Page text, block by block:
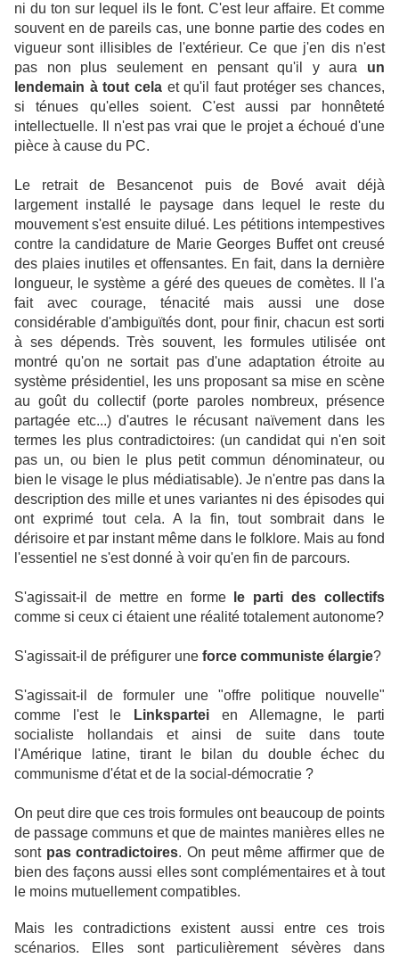
ni du ton sur lequel ils le font. C'est leur affaire. Et comme
souvent en de pareils cas, une bonne partie des codes en
vigueur sont illisibles de l'extérieur. Ce que j'en dis n'est
pas non plus seulement en pensant qu'il y aura un
lendemain à tout cela et qu'il faut protéger ses chances,
si ténues qu'elles soient. C'est aussi par honnêteté
intellectuelle. Il n'est pas vrai que le projet a échoué d'une
pièce à cause du PC.
Le retrait de Besancenot puis de Bové avait déjà
largement installé le paysage dans lequel le reste du
mouvement s'est ensuite dilué. Les pétitions intempestives
contre la candidature de Marie Georges Buffet ont creusé
des plaies inutiles et offensantes. En fait, dans la dernière
longueur, le système a géré des queues de comètes. Il l'a
fait avec courage, ténacité mais aussi une dose
considérable d'ambiguïtés dont, pour finir, chacun est sorti
à ses dépends. Très souvent, les formules utilisée ont
montré qu'on ne sortait pas d'une adaptation étroite au
système présidentiel, les uns proposant sa mise en scène
au goût du collectif (porte paroles nombreux, présence
partagée etc...) d'autres le récusant naïvement dans les
termes les plus contradictoires: (un candidat qui n'en soit
pas un, ou bien le plus petit commun dénominateur, ou
bien le visage le plus médiatisable). Je n'entre pas dans la
description des mille et unes variantes ni des épisodes qui
ont exprimé tout cela. A la fin, tout sombrait dans le
dérisoire et par instant même dans le folklore. Mais au fond
l'essentiel ne s'est donné à voir qu'en fin de parcours.
S'agissait-il de mettre en forme
le parti des collectifs
comme si ceux ci étaient une réalité totalement autonome?
S'agissait-il de préfigurer une force communiste élargie?
S'agissait-il de formuler une "offre politique nouvelle"
comme l'est le
Linkspartei en Allemagne, le parti
socialiste hollandais et ainsi de suite dans toute
l'Amérique latine, tirant le bilan du double échec du
communisme d'état et de la social-démocratie ?
On peut dire que ces trois formules ont beaucoup de points
de passage communs et que de maintes manières elles ne
sont pas contradictoires. On peut même affirmer que de
bien des façons aussi elles sont complémentaires et à tout
le moins mutuellement compatibles.
Mais les contradictions existent aussi entre ces trois
scénarios. Elles sont particulièrement sévères dans